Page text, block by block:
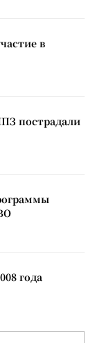
в
пострадали
года